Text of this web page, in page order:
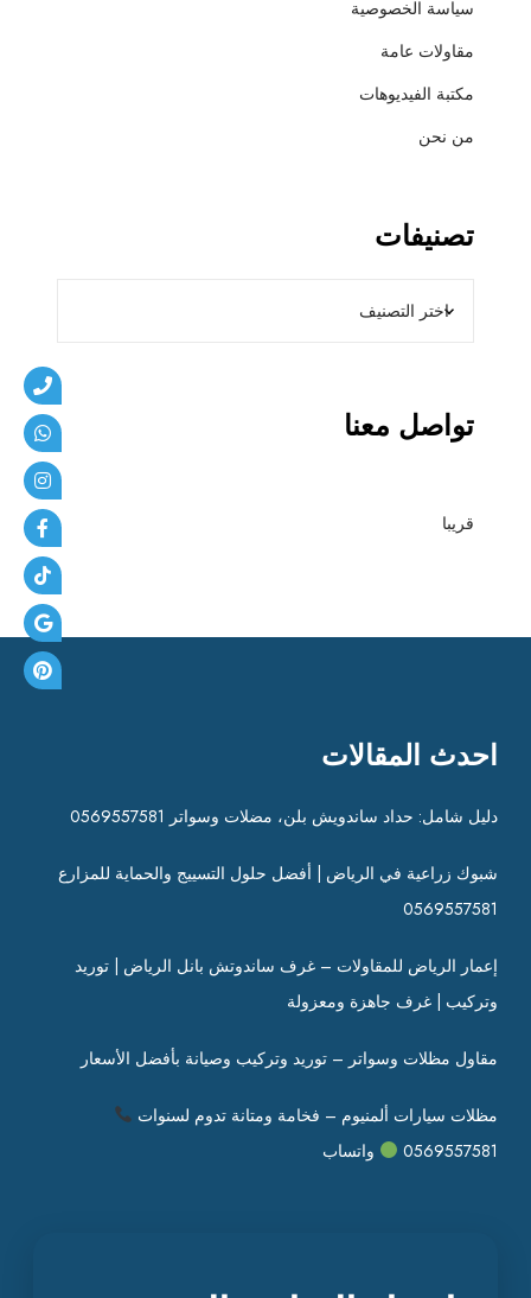
سياسة الخصوصية
مقاولات عامة
مكتبة الفيديوهات
من نحن
تصنيفات
تواصل معنا
قريبا
احدث المقالات
دليل شامل: حداد ساندويش بلن، مضلات وسواتر 0569557581
شبوك زراعية في الرياض | أفضل حلول التسييج والحماية للمزارع
0569557581
إعمار الرياض للمقاولات – غرف ساندوتش بانل الرياض | توريد
وتركيب | غرف جاهزة ومعزولة
مقاول مظلات وسواتر – توريد وتركيب وصيانة بأفضل الأسعار
مظلات سيارات ألمنيوم – فخامة ومتانة تدوم لسنوات
0569557581
واتساب